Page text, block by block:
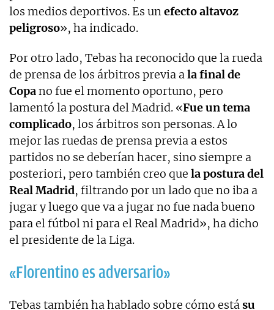
los medios deportivos. Es unefecto altavoz
peligroso», ha indicado.
Por otro lado, Tebas ha reconocido que la rueda
de prensa de los árbitros previa ala final de
Copano fue el momento oportuno, pero
lamentó la postura del Madrid. «Fue un tema
complicado, los árbitros son personas. A lo
mejor las ruedas de prensa previa a estos
partidos no se deberían hacer, sino siempre a
posteriori, pero también creo que la postura del
Real Madrid, filtrando por un lado que no iba a
jugar y luego que va a jugar no fue nada bueno
para el fútbol ni para el Real Madrid», ha dicho
el presidente de la Liga.
«Florentino es adversario»
Tebas también ha hablado sobre cómo estásu